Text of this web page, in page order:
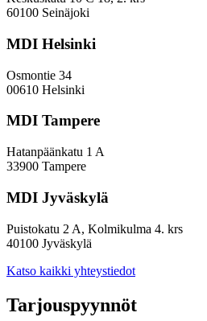
60100 Seinäjoki
MDI Helsinki
Osmontie 34
00610 Helsinki
MDI Tampere
Hatanpäänkatu 1 A
33900 Tampere
MDI Jyväskylä
Puistokatu 2 A, Kolmikulma 4. krs
40100 Jyväskylä
Katso kaikki yhteystiedot
Tarjouspyynnöt